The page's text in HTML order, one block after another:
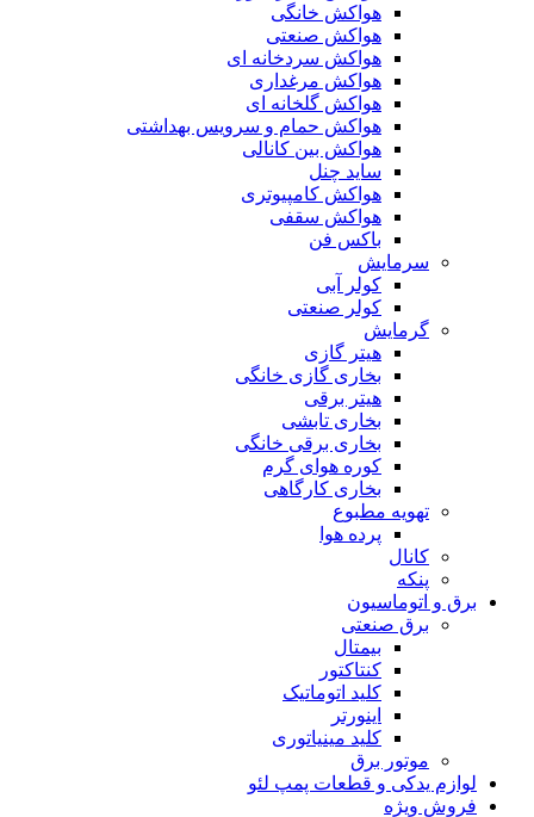
هواکش خانگی
هواکش صنعتی
هواکش سردخانه ای
هواکش مرغداری
هواکش گلخانه ای
هواکش حمام و سرویس بهداشتی
هواکش بین کانالی
ساید چنل
هواکش کامپیوتری
هواکش سقفی
باکس فن
سرمایش
کولر آبی
کولر صنعتی
گرمایش
هیتر گازی
بخاری گازی خانگی
هیتر برقی
بخاری تابشی
بخاری برقی خانگی
کوره هوای گرم
بخاری کارگاهی
تهویه مطبوع
پرده هوا
کانال
پنکه
برق و اتوماسیون
برق صنعتی
بیمتال
کنتاکتور
کلید اتوماتیک
اینورتر
کلید مینیاتوری
موتور برق
لوازم یدکی و قطعات پمپ لئو
فروش ویژه